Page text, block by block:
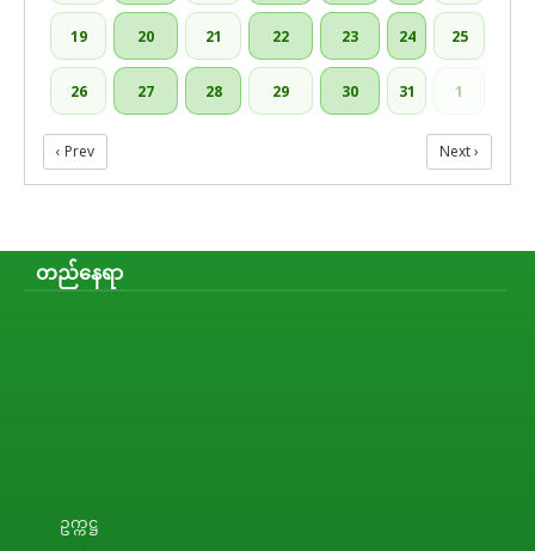
19 20 21 22 23 24 25
26 27 28 29 30 31 1
‹ Prev Next ›
တည်နေရာ
ဥက္ကဋ္ဌ